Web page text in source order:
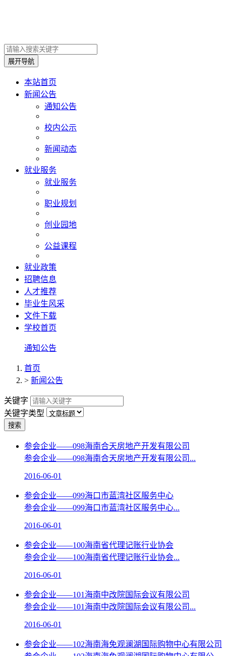
展开导航
本站首页
新闻公告
通知公告
校内公示
新闻动态
就业服务
就业服务
职业规划
创业园地
公益课程
就业政策
招聘信息
人才推荐
毕业生风采
文件下载
学校首页
通知公告
首页
> 新闻公告
关键字
关键字类型
搜索
参会企业——098海南合天房地产开发有限公司
参会企业——098海南合天房地产开发有限公司...
2016-06-01
参会企业——099海口市蓝湾社区服务中心
参会企业——099海口市蓝湾社区服务中心...
2016-06-01
参会企业——100海南省代理记账行业协会
参会企业——100海南省代理记账行业协会...
2016-06-01
参会企业——101海南中改院国际会议有限公司
参会企业——101海南中改院国际会议有限公司...
2016-06-01
参会企业——102海南海免观澜湖国际购物中心有限公司